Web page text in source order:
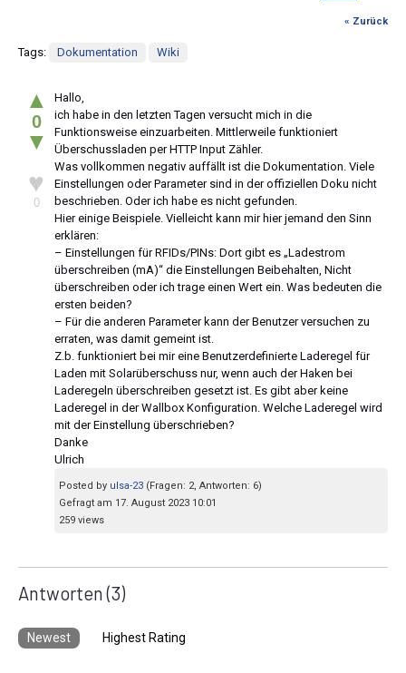
« Zurück
Tags: Dokumentation Wiki
▲
0
▼
♥
0
Hallo,
ich habe in den letzten Tagen versucht mich in die
Funktionsweise einzuarbeiten. Mittlerweile funktioniert
Überschussladen per HTTP Input Zähler.
Was vollkommen negativ auffällt ist die Dokumentation. Viele
Einstellungen oder Parameter sind in der offiziellen Doku nicht
beschrieben. Oder ich habe es nicht gefunden.
Hier einige Beispiele. Vielleicht kann mir hier jemand den Sinn
erklären:
– Einstellungen für RFIDs/PINs: Dort gibt es „Ladestrom
überschreiben (mA)“ die Einstellungen Beibehalten, Nicht
überschreiben oder ich trage einen Wert ein. Was bedeuten die
ersten beiden?
– Für die anderen Parameter kann der Benutzer versuchen zu
erraten, was damit gemeint ist.
Z.b. funktioniert bei mir eine Benutzerdefinierte Laderegel für
Laden mit Solarüberschuss nur, wenn auch der Haken bei
Laderegeln überschreiben gesetzt ist. Es gibt aber keine
Laderegel in der Wallbox Konfiguration. Welche Laderegel wird
mit der Einstellung überschrieben?
Danke
Ulrich
Posted by ulsa-23 (Fragen: 2, Antworten: 6)
Gefragt am 17. August 2023 10:01
259 views
Antworten(3)
Newest Highest Rating